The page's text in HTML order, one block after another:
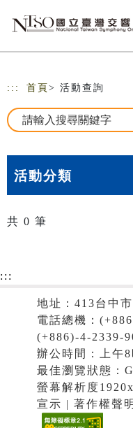
::: 首頁 > 活動查詢
活動分類
共 0 筆
:::
地址：413台中
電話總機：
(+886)-4-2339-
辦公時間：上午
最佳瀏覽狀態：
螢幕解析度
宣示 | 著作權聲明